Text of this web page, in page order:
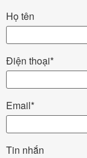
Họ tên
Điện thoại*
Email*
Tin nhắn